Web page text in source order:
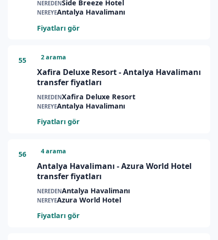
NEREDENSide Breeze Hotel
NEREYEAntalya Havalimanı
Fiyatları gör
55 2 arama
Xafira Deluxe Resort - Antalya Havalimanı
transfer fiyatları
NEREDENXafira Deluxe Resort
NEREYEAntalya Havalimanı
Fiyatları gör
56 4 arama
Antalya Havalimanı - Azura World Hotel
transfer fiyatları
NEREDENAntalya Havalimanı
NEREYEAzura World Hotel
Fiyatları gör